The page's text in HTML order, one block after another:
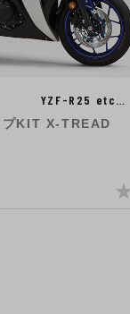
YZF-R25 etc…
プKIT X-TREAD